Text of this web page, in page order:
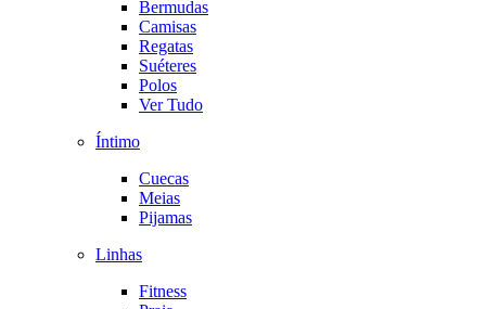
Bermudas
Camisas
Regatas
Suéteres
Polos
Ver Tudo
Íntimo
Cuecas
Meias
Pijamas
Linhas
Fitness